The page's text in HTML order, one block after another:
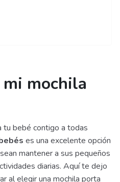
mochila
tu bebé contigo a todas
es una excelente opción
mantener a sus pequeños
diarias. Aquí te dejo
al elegir una mochila porta